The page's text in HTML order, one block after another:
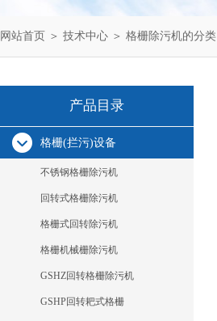
网站首页 ＞ 技术中心 ＞ 格栅除污机的分类
产品目录
格栅(拦污)设备
不锈钢格栅除污机
回转式格栅除污机
格栅式回转除污机
格栅机械栅除污机
GSHZ回转格栅除污机
GSHP回转耙式格栅